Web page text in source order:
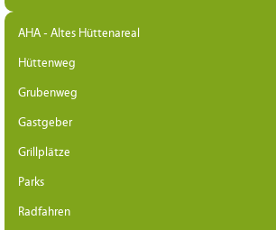
AHA - Altes Hüttenareal
Hüttenweg
Grubenweg
Gastgeber
Grillplätze
Parks
Radfahren